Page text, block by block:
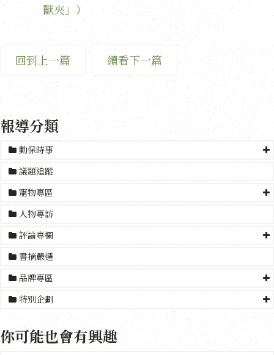
獸夾」）
回到上一篇 續看下一篇
報導分類
動保時事
議題追蹤
寵物專區
人物專訪
評論專欄
書摘嚴選
品牌專區
特別企劃
你可能也會有興趣